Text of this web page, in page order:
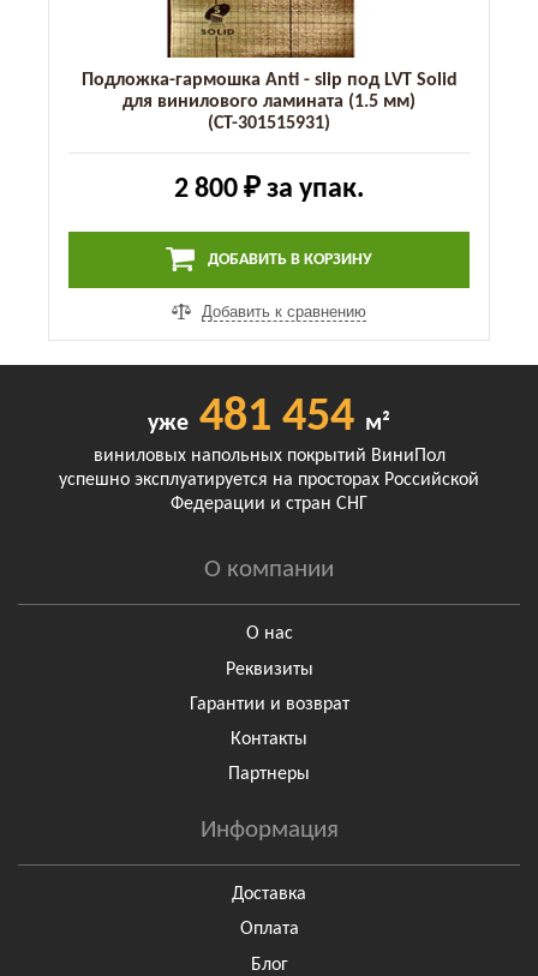
Подложка-гармошка Anti - slip под LVT Solid
для винилового ламината (1.5 мм)
(СТ-301515931)
2 800 ₽ за упак.
ДОБАВИТЬ В КОРЗИНУ
Добавить к сравнению
уже 481 454 м²
виниловых напольных покрытий ВиниПол
успешно эксплуатируется на просторах Российской
Федерации и стран СНГ
О компании
О нас
Реквизиты
Гарантии и возврат
Контакты
Партнеры
Информация
Доставка
Оплата
Блог